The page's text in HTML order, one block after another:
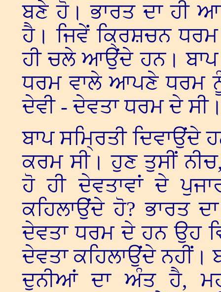
ਬਣੇ ਹੋ। ਭਾਰਤ ਦਾ ਹੀ
ਹੈ। ਜਿਵੇਂ ਕ੍ਰਿਸ਼ਚਨ
ਹੀ ਚਲੇ ਆਉਂਦੇ ਹਨ। ਬਾਪ
ਧਰਮ ਵਾਲੇ ਆਪਣੇ ਧਰਮ
ਦੇਵੀ - ਦੇਵਤਾ ਧਰਮ ਦੇ
ਬਾਪ ਸਮ੍ਰਿਤੀ ਦਿਵਾਉਂਦੇ
ਕਰਮ ਸੀ। ਹੁਣ ਤੁਸੀਂ
ਹੋ ਹੀ ਦੇਵਤਾਵਾਂ ਦੇ
ਕਹਿਲਾਉਂਦੇ ਹੋ? ਭਾਰਤ
ਦੇਵਤਾ ਧਰਮ ਦੇ ਹਨ ਉਹ
ਦੇਵਤਾ ਕਹਿਲਾਉਂਦੇ
ਦੁਨੀਆਂ ਦਾ ਅੰਤ ਹੈ,